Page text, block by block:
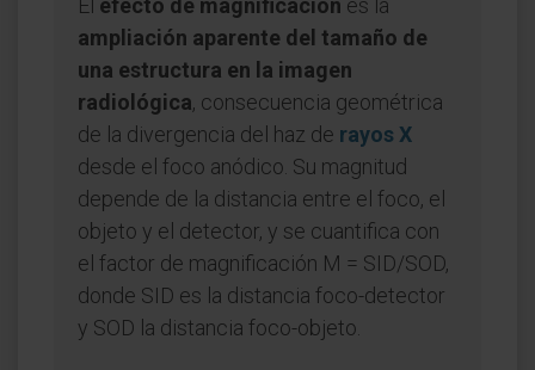
El efecto de magnificación es la
ampliación aparente del tamaño de
una estructura en la imagen
radiológica, consecuencia geométrica
de la divergencia del haz de rayos X
desde el foco anódico. Su magnitud
depende de la distancia entre el foco, el
objeto y el detector, y se cuantifica con
el factor de magnificación M = SID/SOD,
donde SID es la distancia foco-detector
y SOD la distancia foco-objeto.